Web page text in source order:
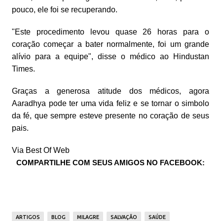
pouco, ele foi se recuperando.
"Este procedimento levou quase 26 horas para o
coração começar a bater normalmente, foi um grande
alívio para a equipe", disse o médico ao Hindustan
Times.
Graças a generosa atitude dos médicos, agora
Aaradhya pode ter uma vida feliz e se tornar o simbolo
da fé, que sempre esteve presente no coração de seus
pais.
Via Best Of Web
COMPARTILHE COM SEUS AMIGOS NO FACEBOOK:
ARTIGOS BLOG MILAGRE SALVAÇÃO SAÚDE